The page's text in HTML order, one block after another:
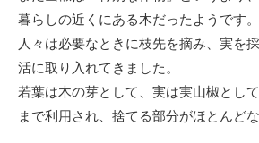
暮らしの近くにある木だったようです。
人々は必要なときに枝先を摘み、実を
活に取り入れてきました。
若葉は木の芽として、実は実山椒とし
まで利用され、捨てる部分がほとんど